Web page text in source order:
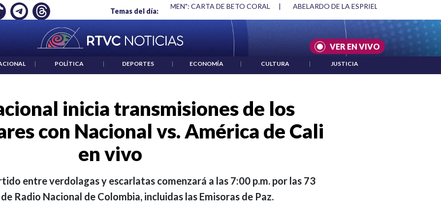
Temas del día:
UN CRIMEN": CARTA DE BETO CORAL ABELARDO DE LA ESPRIELLA Y DMG ACUERDOS ENTRE ESTADOS UNIDOS E IRÁN
VER EN VIVO
| POLÍTICA | DEPORTES | ECONOMÍA | CULTURA | JUSTICIA
inicia transmisiones de los
con Nacional vs. América de Cali
en vivo
entre verdolagas y escarlatas comenzará a las 7:00 p.m. por las 73
Radio Nacional de Colombia, incluidas las Emisoras de Paz.